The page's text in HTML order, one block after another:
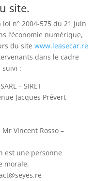
site.
loi n° 2004-575 du 21 juin
l’économie numérique,
du site www.leasecar.re
dans le cadre
suivi :
– SIRET
Jacques Prévert –
Vincent Rosso –
est une personne
morale.